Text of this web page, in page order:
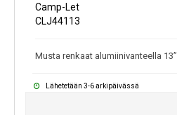
Camp-Let
CLJ44113
Musta renkaat alumiinivanteella 13”.
Lähetetään 3-6 arkipäivässä